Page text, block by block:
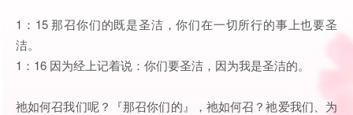
1：15 那召你们的既是圣洁，你们在一切所行的事上也要圣
洁。
1：16 因为经上记着说：你们要圣洁，因为我是圣洁的。
祂如何召我们呢？『那召你们的』，祂如何召？祂爱我们、为